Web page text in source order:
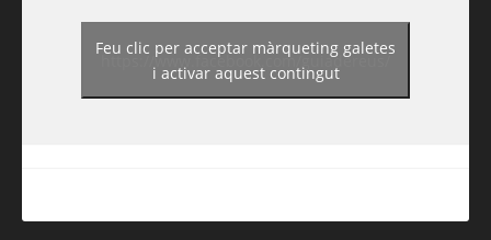
https://www.facebook.com/guiadereus/
Feu clic per acceptar màrqueting galetes
i activar aquest contingut